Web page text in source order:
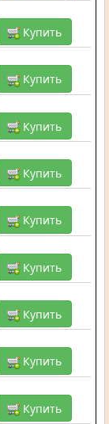
Купить
Купить
Купить
Купить
Купить
Купить
Купить
Купить
Купить